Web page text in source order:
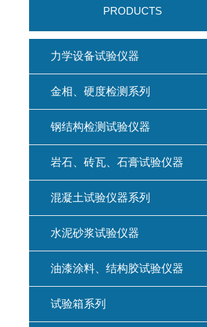
PRODUCTS
力学设备试验仪器
金相、硬度检测系列
钢结构检测试验仪器
岩石、砖瓦、石膏试验仪器
混凝土试验仪器系列
水泥砂浆试验仪器
油漆涂料、结构胶试验仪器
试验箱系列